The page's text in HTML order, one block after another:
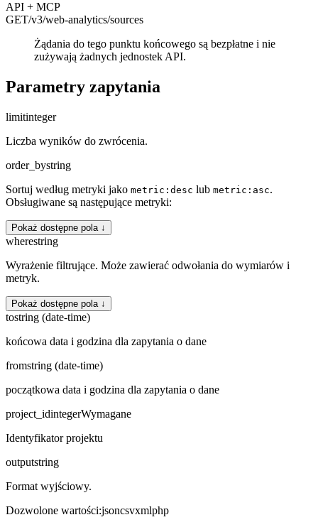
API + MCP
GET/v3/web-analytics/sources
Żądania do tego punktu końcowego są bezpłatne i nie
zużywają żadnych jednostek API.
Parametry zapytania
limitinteger
Liczba wyników do zwrócenia.
order_bystring
Sortuj według metryki jako metric:desc lub metric:asc.
Obsługiwane są następujące metryki:
Pokaż dostępne pola ↓
wherestring
Wyrażenie filtrujące. Może zawierać odwołania do wymiarów i
metryk.
Pokaż dostępne pola ↓
tostring (date-time)
końcowa data i godzina dla zapytania o dane
fromstring (date-time)
początkowa data i godzina dla zapytania o dane
project_idintegerWymagane
Identyfikator projektu
outputstring
Format wyjściowy.
Dozwolone wartości:jsoncsvxmlphp